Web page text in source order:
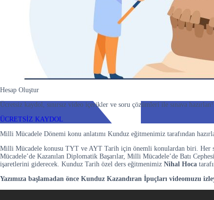
Hesap Oluştur
Ücretsiz kaydol, sınırsız video içerikler ve soru çözümleri ile sınava hazırlan!
ÜCRETSİZ KAYDOL
Milli Mücadele Dönemi konu anlatımı Kunduz eğitmenimiz tarafından
Milli Mücadele konusu TYT ve AYT Tarih için önemli konulardan biri. Her
Mücadele’de Kazanılan Diplomatik Başarılar, Milli Mücadele’de Batı
işaretlerini giderecek. Kunduz Tarih özel ders eğitmenimiz Nihal Hoca
Yazımıza başlamadan önce Kunduz Kazandıran İpuçları videomuzu